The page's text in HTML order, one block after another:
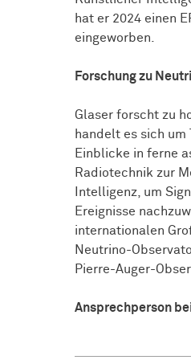
hat er 2024 einen
eingeworben.
Forschung zu
Glaser forscht zu
handelt es sich um
Einblicke in ferne
Radiotechnik zur
Intelligenz, um
Ereignisse
internationalen
Neutrino-
Pierre-Auger-
Ansprechperson